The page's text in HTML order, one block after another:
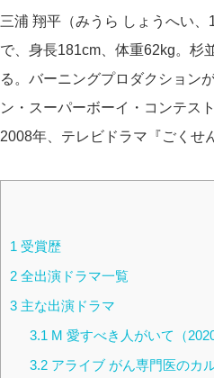
三浦 翔平（みうら しょうへい
で、身長181cm、体重62kg。杉
る。バーニングプロダクション
ン・スーパーボーイ・コンテス
2008年、テレビドラマ『ごくせ
1 受賞歴
2全出演ドラマ一覧
3主な出演ドラマ
3.1 M 愛すべき人がいて（
3.2 アライブ がん専門医のカ